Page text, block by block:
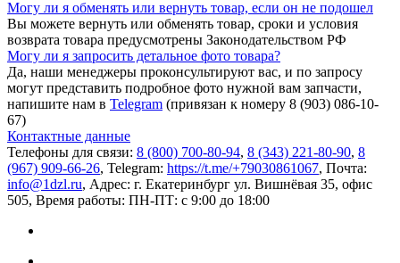
Могу ли я обменять или вернуть товар, если он не подошел
Вы можете вернуть или обменять товар, сроки и условия
возврата товара предусмотрены Законодательством РФ
Могу ли я запросить детальное фото товара?
Да, наши менеджеры проконсультируют вас, и по запросу
могут представить подробное фото нужной вам запчасти,
напишите нам в Telegram (привязан к номеру 8 (903) 086-10-
67)
Контактные данные
Телефоны для связи: 8 (800) 700-80-94, 8 (343) 221-80-90, 8
(967) 909-66-26, Telegram: https://t.me/+79030861067, Почта:
info@1dzl.ru, Адрес: г. Екатеринбург ул. Вишнёвая 35, офис
505, Время работы: ПН-ПТ: с 9:00 до 18:00